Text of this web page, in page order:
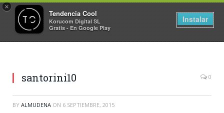
×
Tendencia Cool
Korucom Digital SL
Gratis - En Google Play
Instalar
santorini10 0
BY ALMUDENA ON 6 SEPTIEMBRE, 2015